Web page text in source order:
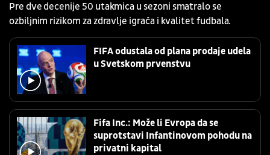
Pre dve decenije 50 utakmica u sezoni smatralo se
ozbiljnim rizikom za zdravlje igrača i kvalitet fudbala.
FIFA odustala od plana prodaje udela
u Svetskom prvenstvu
Fifa Inc.: Može li Evropa da se
suprotstavi Infantinovom pohodu na
privatni kapital